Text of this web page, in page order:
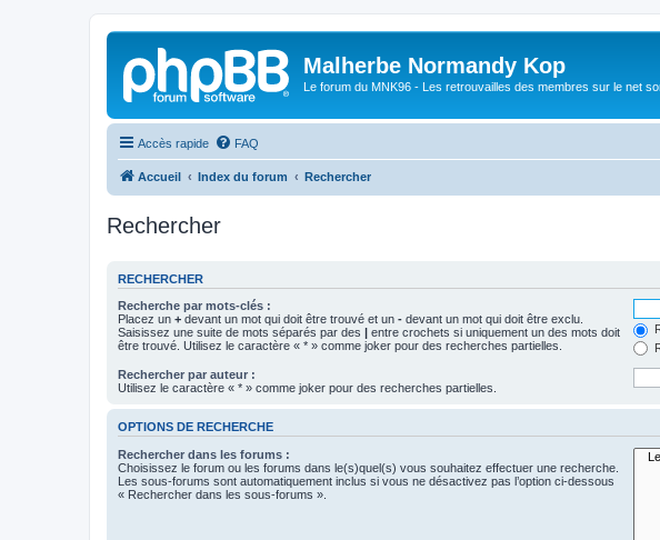
Malherbe Normandy Kop
Le forum du MNK96 - Les retrouvailles des membres sur le net
Accès rapide FAQ
Accueil Index du forum Rechercher
Rechercher
RECHERCHER
Recherche par mots-clés :
Placez un + devant un mot qui doit être trouvé et un - devant un mot qui doit être exclu.
Saisissez une suite de mots séparés par des | entre crochets si uniquement un des mots doit
être trouvé. Utilisez le caractère « * » comme joker pour des recherches partielles.
Rechercher par auteur :
Utilisez le caractère « * » comme joker pour des recherches partielles.
OPTIONS DE RECHERCHE
Rechercher dans les forums :
Choisissez le forum ou les forums dans le(s)quel(s) vous souhaitez effectuer une recherche.
Les sous-forums sont automatiquement inclus si vous ne désactivez pas l’option ci-dessous
« Rechercher dans les sous-forums ».